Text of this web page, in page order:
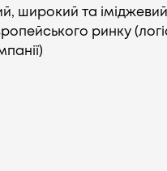
широкий та
ринку